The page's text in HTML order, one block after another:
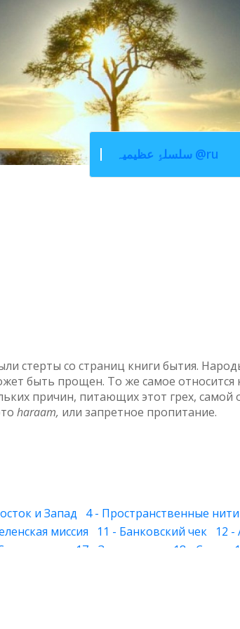
سلسلۂِ عظیمیہ @ru
стерты со страниц книги бытия.
быть прощен. То же самое относится
причин, питающих этот грех, самой
haraam, или запретное пропитание.
и Запад
4 - Пространственные нити
миссия 11 - Банковский чек
12 -
и горе 17 - Знакомство 18 - Слуга